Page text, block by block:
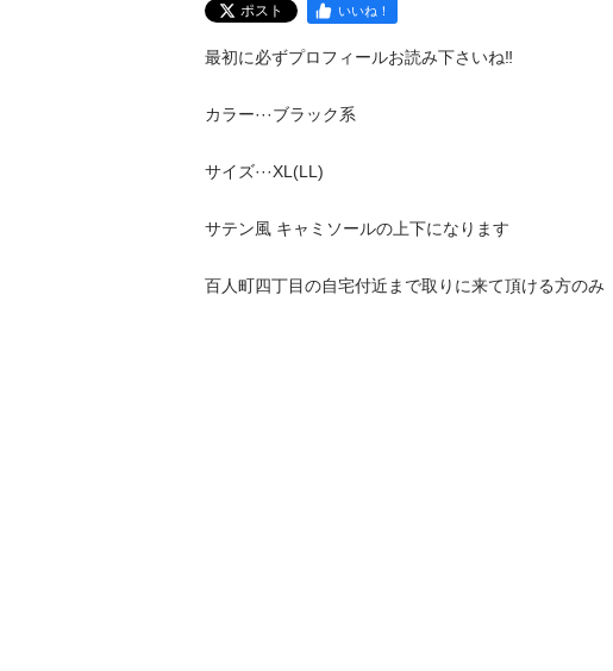
ポスト いいね！
最初に必ずプロフィールお読み下さいね‼️
カラー···ブラック系
サイズ···XL(LL)
サテン風 キャミソールの上下になります
百人町四丁目の自宅付近まで取りに来て頂ける方のみ